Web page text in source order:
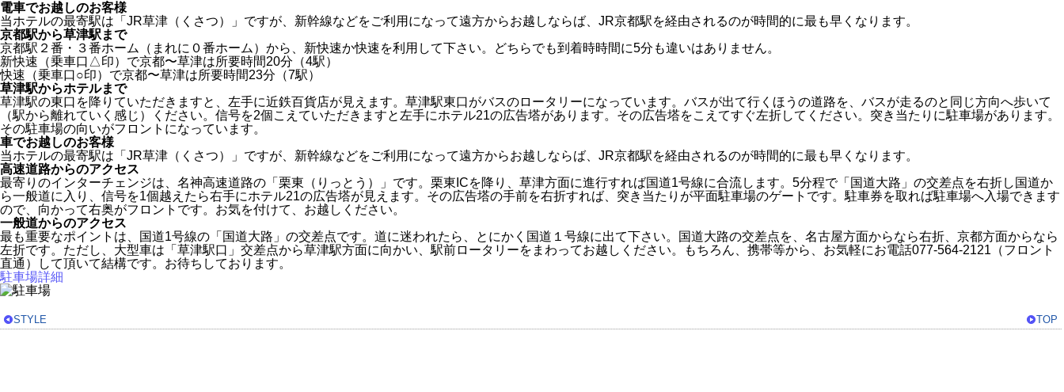
電車でお越しのお客様
当ホテルの最寄駅は「JR草津（くさつ）」ですが、新幹線などをご利用になって遠方からお越しならば、JR京都駅を経由されるのが時間的に最も早くなります。
京都駅から草津駅まで
京都駅２番・３番ホーム（まれに０番ホーム） から、新快速か快速を利用して下さい。どちらでも到着時時間に5分も違いはありません。
新快速（乗車口△印） で京都〜草津は所要時間20分（4駅）
快速（乗車口○印） で京都〜草津は所要時間23分（7駅）
草津駅からホテルまで
草津駅の東口 を降りていただきますと、左手に近鉄百貨店が見えます。草津駅東口がバスのロータリーになっています。バスが出て行くほうの道路を、バスが走るのと同じ方向へ歩いて
（駅から離れていく感じ）ください。信号を2個こえていただきますと左手にホテル21の広告塔があります。その広告塔をこえてすぐ左折してください。突き当たりに駐車場があります。
その駐車場の向いがフロントになっています。
車でお越しのお客様
当ホテルの最寄駅は「JR草津（くさつ）」ですが、新幹線などをご利用になって遠方からお越しならば、JR京都駅を経由されるのが時間的に最も早くなります。
高速道路からのアクセス
最寄りのインターチェンジは、名神高速道路の「栗東（りっとう）」です。栗東ICを降り、草津方面に進行すれば国道1号線に合流します。5分程で「国道大路」の交差点を右折し国道か
ら一般道に入り、信号を1個越えたら右手にホテル21の広告塔が見えます。その広告塔の手前を右折すれば、突き当たりが平面駐車場のゲートです。駐車券を取れば駐車場へ入場できます
ので、向かって右奥がフロントです。お気を付けて、お越しください。
一般道からのアクセス
最も重要なポイントは、国道1号線の「国道大路」の交差点です。道に迷われたら、とにかく国道１号線に出て下さい。国道大路の交差点を、名古屋方面からなら右折、京都方面からなら
左折です。ただし、大型車は「草津駅口」交差点から草津駅方面に向かい、駅前ロータリーをまわってお越しください。もちろん、携帯等から、お気軽にお電話077-564-2121（フロント
直通）して頂いて結構です。お待ちしております。
駐車場詳細
STYLE TOP